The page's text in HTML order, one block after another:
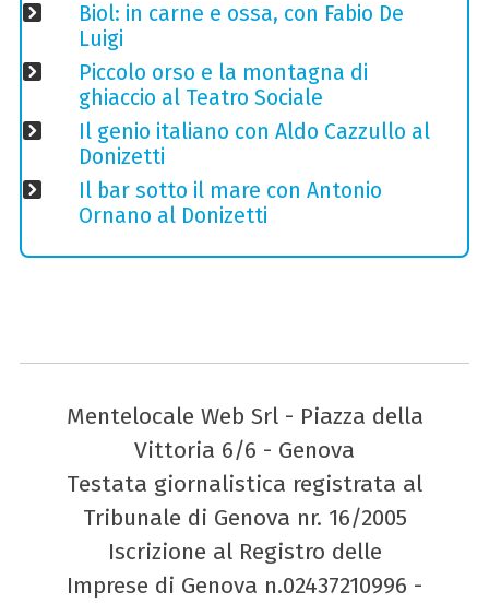
Biol: in carne e ossa, con Fabio De
Luigi
Piccolo orso e la montagna di
ghiaccio al Teatro Sociale
Il genio italiano con Aldo Cazzullo al
Donizetti
Il bar sotto il mare con Antonio
Ornano al Donizetti
Mentelocale Web Srl - Piazza della
Vittoria 6/6 - Genova
Testata giornalistica registrata al
Tribunale di Genova nr. 16/2005
Iscrizione al Registro delle
Imprese di Genova n.02437210996 -